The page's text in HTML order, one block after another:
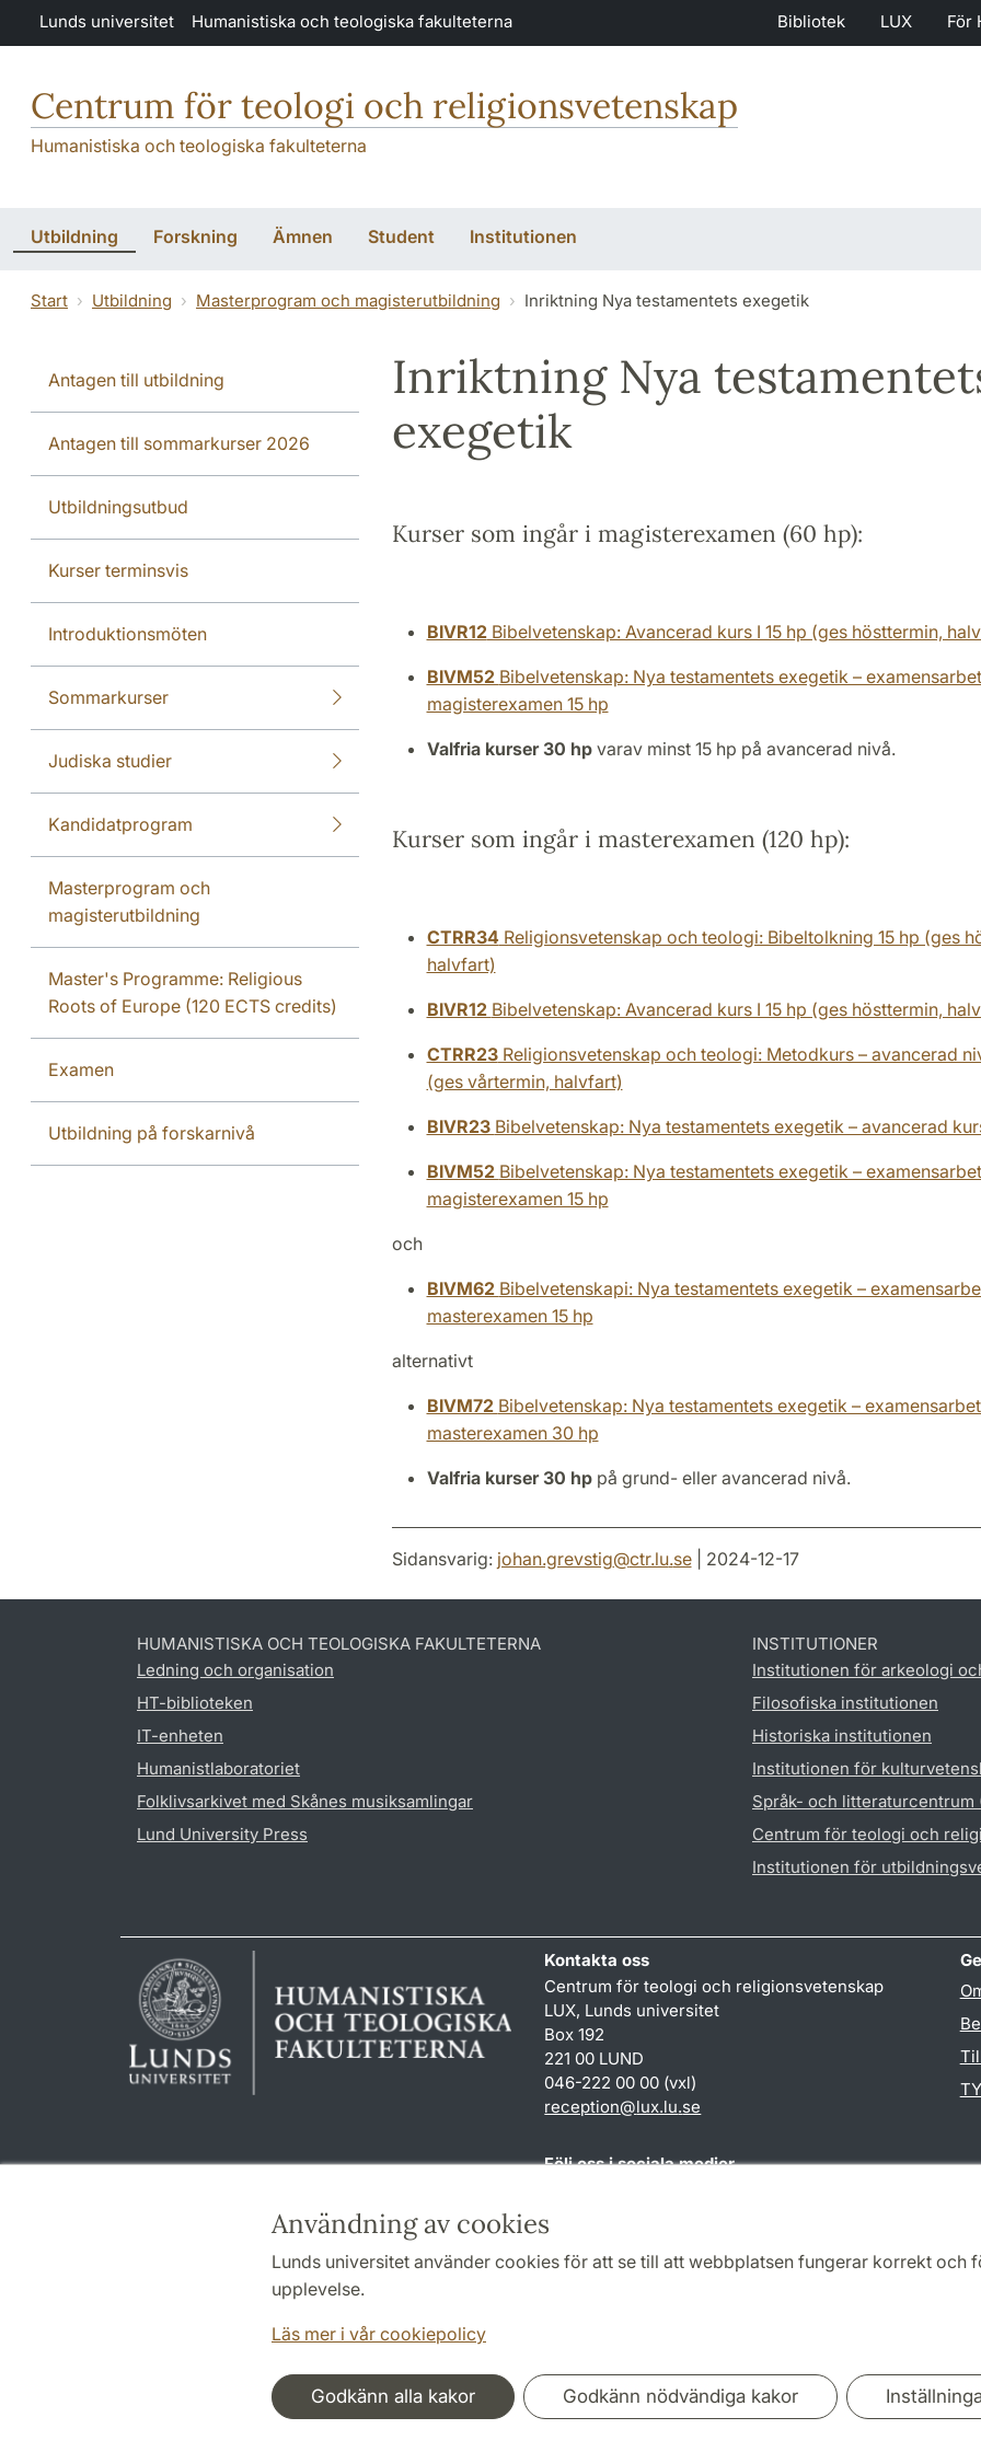
Hoppa till huvudinnehåll
Användning av cookies
Lunds universitet använder cookies för att se till att webbplatsen fungerar korrekt och
upplevelse.
Läs mer i vår cookiepolicy
Godkänn alla kakor Godkänn nödvändiga kakor
Lunds universitet Humanistiska och teologiska fakulteterna Bibliotek LUX För
Centrum för teologi och religionsvetenskap
Humanistiska och teologiska fakulteterna
Utbildning Forskning Ämnen Student Institutionen
Start Utbildning Masterprogram och magisterutbildning Inriktning Nya testamentets exegetik
Antagen till utbildning
Antagen till sommarkurser 2026
Utbildningsutbud
Kurser terminsvis
Introduktionsmöten
Sommarkurser
Judiska studier
Kandidatprogram
Masterprogram och
magisterutbildning
Master's Programme: Religious
Roots of Europe (120 ECTS credits)
Examen
Utbildning på forskarnivå
Inriktning Nya
exegetik
Kurser som ingår i magisterexamen (60 hp):
BIVR12Bibelvetenskap: Avancerad kurs I 15 hp (ges hösttermin,
BIVM52 Bibelvetenskap: Nya testamentets exegetik –
magisterexamen 15 hp
Valfria kurser 30 hpvarav minst 15 hp på avancerad nivå.
Kurser som ingår i masterexamen (120 hp):
CTRR34 Religionsvetenskap och teologi: Bibeltolkning 15 hp (ges
halvfart)
BIVR12 Bibelvetenskap: Avancerad kurs I 15 hp (ges hösttermin,
CTRR23Religionsvetenskap och teologi: Metodkurs – avancerad
(ges vårtermin, halvfart)
BIVR23 Bibelvetenskap: Nya testamentets exegetik – avancerad
BIVM52 Bibelvetenskap: Nya testamentets exegetik –
magisterexamen 15 hp
och
BIVM62 Bibelvetenskapi: Nya testamentets exegetik –
masterexamen 15 hp
alternativt
BIVM72 Bibelvetenskap: Nya testamentets exegetik –
masterexamen 30 hp
Valfria kurser 30 hppå grund- eller avancerad nivå.
Sidansvarig: johan.grevstig@ctr.lu.se| 2024-12-17
HUMANISTISKA OCH TEOLOGISKA FAKULTETERNA
Ledning och organisation
HT-biblioteken
IT-enheten
Humanistlaboratoriet
Folklivsarkivet med Skånes musiksamlingar
Lund University Press
INSTITUTIONER
Institutionen för arkeologi
Filosofiska institutionen
Historiska institutionen
Institutionen för
Språk- och litteraturcentrum
Centrum för teologi och
Institutionen för
Kontakta oss
Centrum för teologi och religionsvetenskap
LUX, Lunds universitet
Box 192
221 00 LUND
046-222 00 00 (vxl)
reception@lux.lu.se
Följ oss i sociala medier